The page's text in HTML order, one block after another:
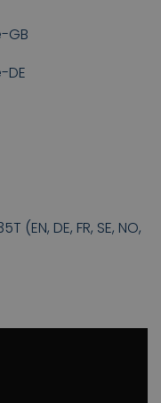
GB
DE
DE, FR, SE, NO,